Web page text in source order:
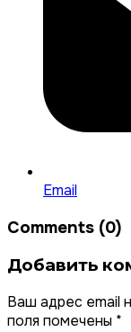
Email
Comments (0)
Добавить
Ваш адрес email
поля помечены *